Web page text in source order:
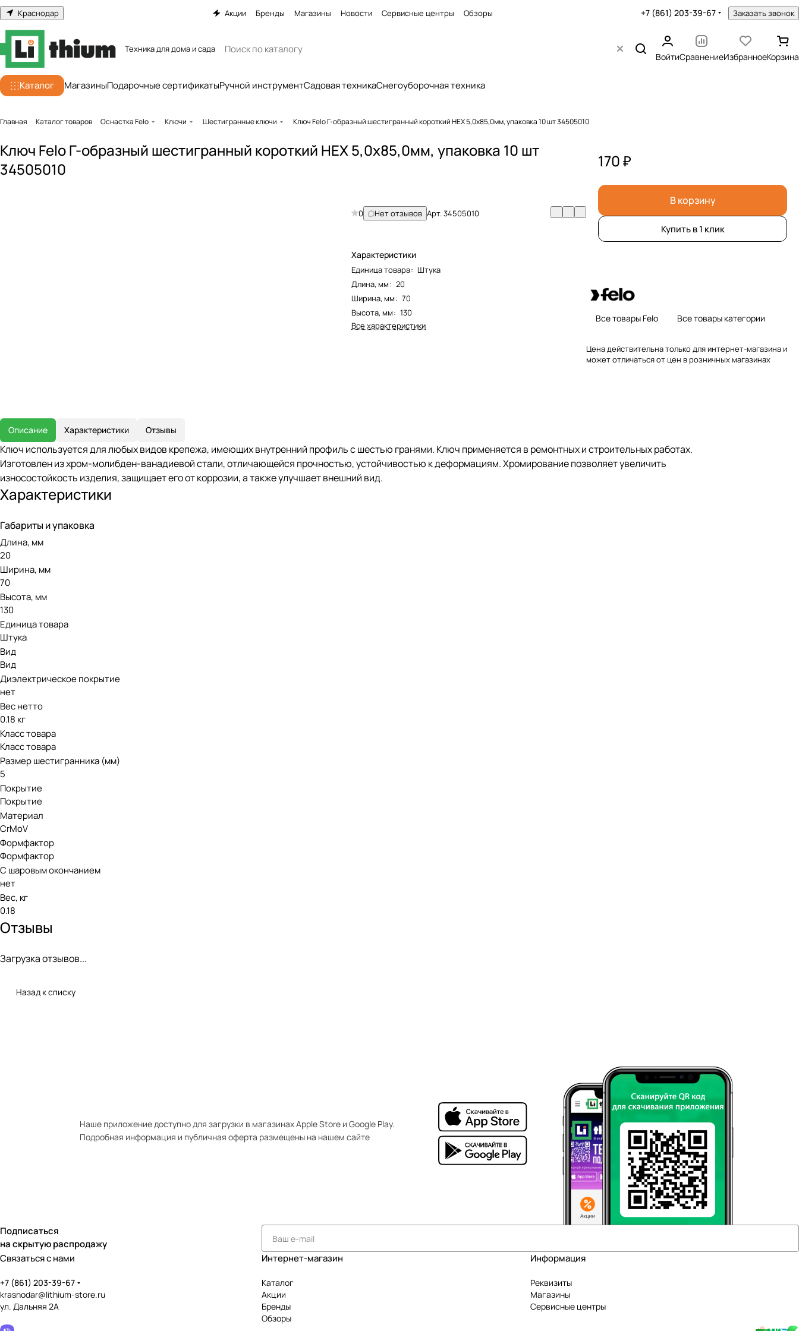
Краснодар Акции Бренды Магазины Новости Сервисные центры Обзоры +7 (861) 203-39-67 Заказать звонок
Техника для дома и сада
ВойтиСравнениеИзбранноеКорзина
Каталог МагазиныПодарочные сертификатыРучной инструментСадовая техникаСнегоуборочная техника
Главная Каталог товаров Оснастка Felo Ключи Шестигранные ключи Ключ Felo Г-образный шестигранный короткий HEX 5,0x85,0мм, упаковка 10 шт 34505010
Ключ Felo Г-образный шестигранный короткий HEX 5,0x85,0мм, упаковка 10 шт
34505010
0 Нет отзывов Арт.34505010
Характеристики
Единица товара: Штука
Длина, мм: 20
Ширина, мм: 70
Высота, мм: 130
Все характеристики
170 ₽
В корзину
Купить в 1 клик
Все товары Felo Все товары категории
Цена действительна только для интернет-магазина и
может отличаться от цен в розничных магазинах
Описание Характеристики Отзывы
Ключ используется для любых видов крепежа, имеющих внутренний профиль с шестью гранями. Ключ применяется в ремонтных и строительных работах.
Изготовлен из хром-молибден-ванадиевой стали, отличающейся прочностью, устойчивостью к деформациям. Хромирование позволяет увеличить
износостойкость изделия, защищает его от коррозии, а также улучшает внешний вид.
Характеристики
Габариты и упаковка
Длина, мм
20
Ширина, мм
70
Высота, мм
130
Единица товара
Штука
Вид
Вид
Диэлектрическое покрытие
нет
Вес нетто
0.18 кг
Класс товара
Класс товара
Размер шестигранника (мм)
5
Покрытие
Покрытие
Материал
CrMoV
Формфактор
Формфактор
С шаровым окончанием
нет
Вес, кг
0.18
Отзывы
Загрузка отзывов...
Назад к списку
Наше приложение доступно для загрузки в магазинах Apple Store и Google Play.
Подробная информация и публичная оферта размещены на нашем сайте
Подписаться
на скрытую распродажу
Связаться с нами
+7 (861) 203-39-67
krasnodar@lithium-store.ru
ул. Дальняя 2А
Интернет-магазин
Каталог
Акции
Бренды
Обзоры
Информация
Реквизиты
Магазины
Сервисные центры